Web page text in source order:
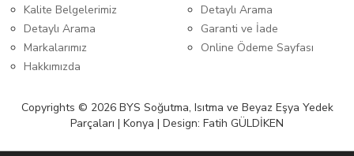
Kalite Belgelerimiz
Detaylı Arama
Markalarımız
Hakkımızda
Detaylı Arama
Garanti ve İade
Online Ödeme Sayfası
Copyrights © 2026 BYS Soğutma, Isıtma ve Beyaz Eşya Yedek
Parçaları | Konya | Design: Fatih GÜLDİKEN